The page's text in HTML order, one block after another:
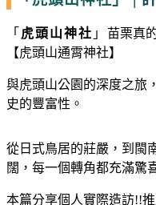
「 虎頭山神社 」 苗栗真
【虎頭山通霄神社】
與虎頭山公園的深度之旅
史的豐富性。
從日式鳥居的莊嚴，到閩
闊，每一個轉角都充滿驚
本篇分享個人實際造訪!!